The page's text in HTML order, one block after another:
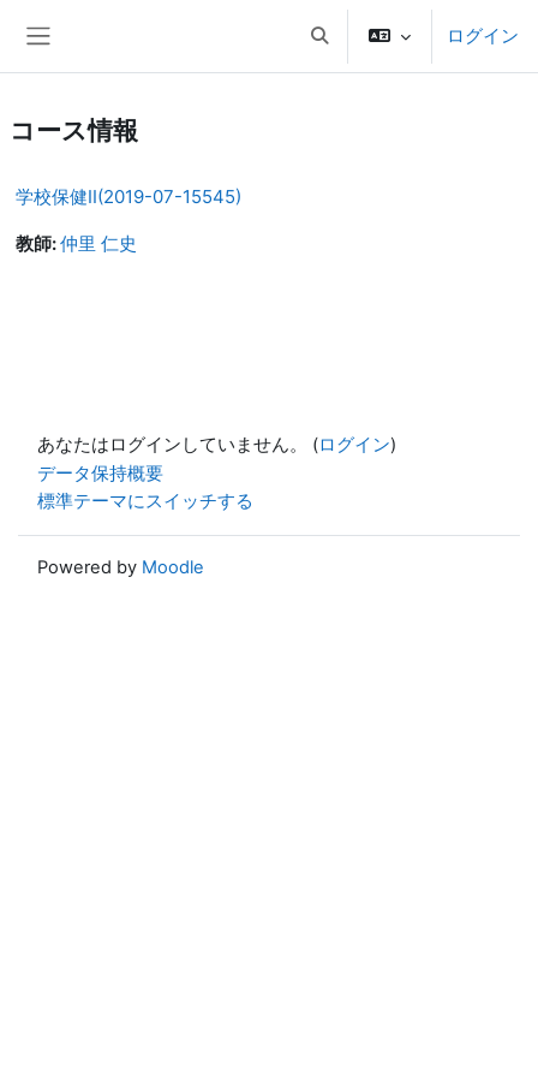
検索入力に切り替えるログイン
コース情報
学校保健II(2019-07-15545)
教師:仲里 仁史
あなたはログインしていません。 (ログイン)
データ保持概要
標準テーマにスイッチする
Powered by Moodle